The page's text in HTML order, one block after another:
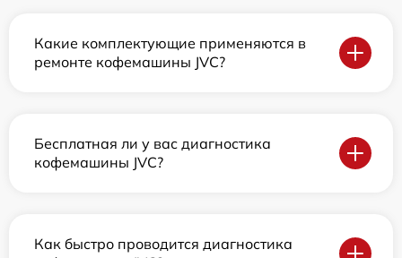
Какие комплектующие применяются в
ремонте кофемашины JVC?
Бесплатная ли у вас диагностика
кофемашины JVC?
Как быстро проводится диагностика